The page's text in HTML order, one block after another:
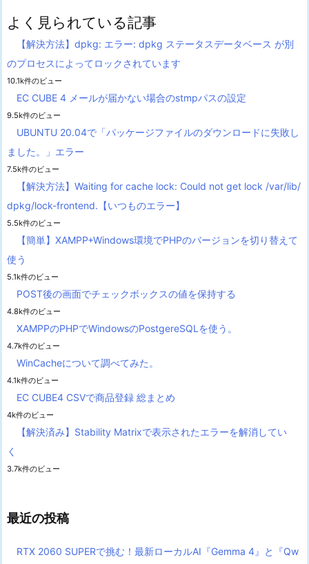
よく見られている記事
【解決方法】dpkg: エラー: dpkg ステータスデータベース が別
のプロセスによってロックされています
10.1k件のビュー
EC CUBE 4 メールが届かない場合のstmpパスの設定
9.5k件のビュー
UBUNTU 20.04で「パッケージファイルのダウンロードに失敗し
ました。」エラー
7.5k件のビュー
【解決方法】Waiting for cache lock: Could not get lock /var/lib/
dpkg/lock-frontend.【いつものエラー】
5.5k件のビュー
【簡単】XAMPP+Windows環境でPHPのバージョンを切り替えて
使う
5.1k件のビュー
POST後の画面でチェックボックスの値を保持する
4.8k件のビュー
XAMPPのPHPでWindowsのPostgereSQLを使う。
4.7k件のビュー
WinCacheについて調べてみた。
4.1k件のビュー
EC CUBE4 CSVで商品登録 総まとめ
4k件のビュー
【解決済み】Stability Matrixで表示されたエラーを解消してい
く
3.7k件のビュー
最近の投稿
RTX 2060 SUPERで挑む！最新ローカルAI『Gemma 4』と『Qw